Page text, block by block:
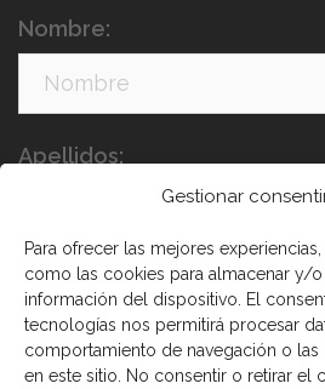
Gestionar
Para ofrecer las mejores
como las cookies para almacenar y/
información del dispositivo. El
tecnologías nos permitirá procesar
comportamiento de navegación o las
en este sitio. No consentir o retirar el
Nombre:
Apellidos: